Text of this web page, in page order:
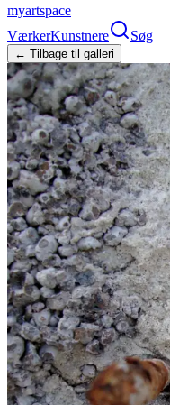
myartspace
VærkerKunstnere Søg
← Tilbage til galleri